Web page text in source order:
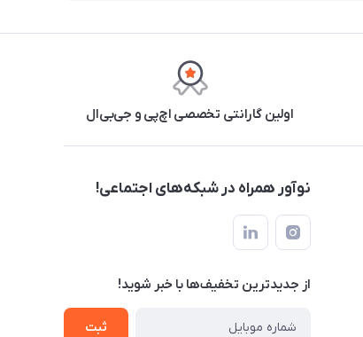
اولین گارانتی تخصصی اچ‌پی و جی‌بی‌ال
نوآور همراه در شبکه‌های اجتماعی!
از جدید‌ترین تخفیف‌ها با‌ خبر شوید!
ثبت